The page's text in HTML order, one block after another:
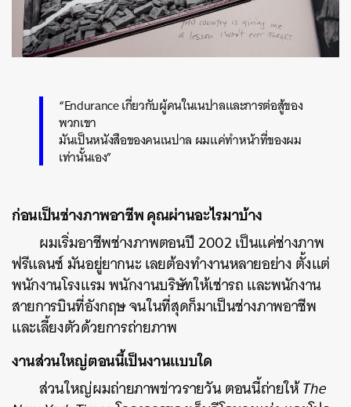
“Endurance เกี่ยวกับผู้คนในเนปาลและการต่อสู้ของ
พวกเขา
มันเป็นหนังสือของคนเนปาล ผมแค่ทำหน้าที่ของผม
เท่านั้นเอง”
ก่อนเป็นช่างภาพอาชีพ คุณผ่านอะไรมาบ้าง
ผมเริ่มอาชีพช่างภาพตอนปี 2002 เป็นแค่ช่างภาพ
ฟรีแลนซ์ มันอยู่ยากนะ เลยต้องทำงานหลายอย่าง ตั้งแต่
พนักงานโรงแรม พนักงานบริษัทให้เช่ารถ และพนักงาน
สายการบินที่อังกฤษ จนในที่สุดก็มาเป็นช่างภาพอาชีพ
และเลี้ยงตัวด้วยการถ่ายภาพ
งานส่วนใหญ่ตอนนี้เป็นงานแบบใด
ส่วนใหญ่ผมถ่ายภาพข่าวรายวัน ตอนนี้ถ่ายให้The